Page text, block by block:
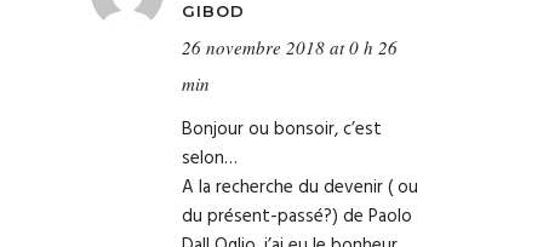
GIBOD
26 novembre 2018 at 0 h 26
min
Bonjour ou bonsoir, c’est
selon…
A la recherche du devenir ( ou
du présent-passé?) de Paolo